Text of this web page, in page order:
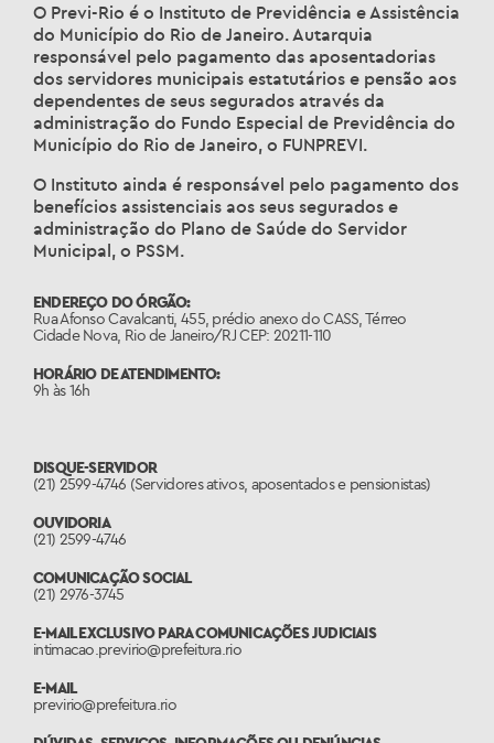
O Previ-Rio é o Instituto de Previdência e Assistência
do Município do Rio de Janeiro. Autarquia
responsável pelo pagamento das aposentadorias
dos servidores municipais estatutários e pensão aos
dependentes de seus segurados através da
administração do Fundo Especial de Previdência do
Município do Rio de Janeiro, o FUNPREVI.
O Instituto ainda é responsável pelo pagamento dos
benefícios assistenciais aos seus segurados e
administração do Plano de Saúde do Servidor
Municipal, o PSSM.
ENDEREÇO DO ÓRGÃO:
Rua Afonso Cavalcanti, 455, prédio anexo do CASS, Térreo
Cidade Nova, Rio de Janeiro/RJ CEP: 20211-110
HORÁRIO DE ATENDIMENTO:
9h às 16h
DISQUE-SERVIDOR
(21) 2599-4746 (Servidores ativos, aposentados e pensionistas)
OUVIDORIA
(21) 2599-4746
COMUNICAÇÃO SOCIAL
(21) 2976-3745
E-MAIL EXCLUSIVO PARA COMUNICAÇÕES JUDICIAIS
intimacao.previrio@prefeitura.rio
E-MAIL
previrio@prefeitura.rio